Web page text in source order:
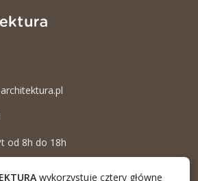
od 8h do 18h
wykorzystuje cztery główne